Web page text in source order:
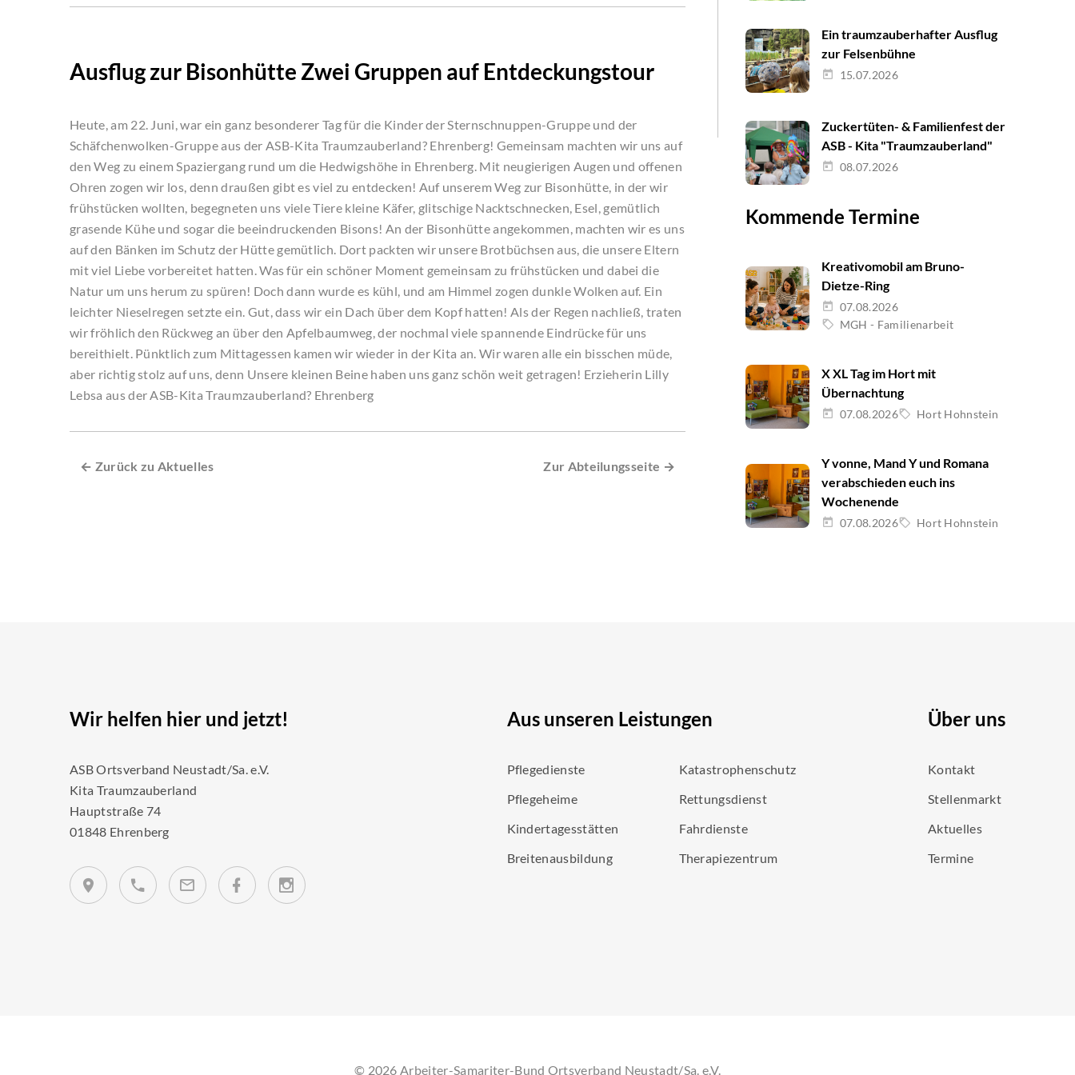
Ein traumzauberhafter Ausflug
zur Felsenbühne
15.07.2026
Zuckertüten- & Familienfest der
ASB - Kita "Traumzauberland"
08.07.2026
Kommende Termine
Kreativomobil am Bruno-
Dietze-Ring
07.08.2026
MGH - Familienarbeit
X XL Tag im Hort mit
Übernachtung
07.08.2026 Hort Hohnstein
Y vonne, Mand Y und Romana
verabschieden euch ins
Wochenende
07.08.2026 Hort Hohnstein
Ausflug zur Bisonhütte Zwei Gruppen auf Entdeckungstour
Heute, am 22. Juni, war ein ganz besonderer Tag für die Kinder der Sternschnuppen-Gruppe und der
Schäfchenwolken-Gruppe aus der ASB-Kita Traumzauberland? Ehrenberg! Gemeinsam machten wir uns auf
den Weg zu einem Spaziergang rund um die Hedwigshöhe in Ehrenberg. Mit neugierigen Augen und offenen
Ohren zogen wir los, denn draußen gibt es viel zu entdecken! Auf unserem Weg zur Bisonhütte, in der wir
frühstücken wollten, begegneten uns viele Tiere kleine Käfer, glitschige Nacktschnecken, Esel, gemütlich
grasende Kühe und sogar die beeindruckenden Bisons! An der Bisonhütte angekommen, machten wir es uns
auf den Bänken im Schutz der Hütte gemütlich. Dort packten wir unsere Brotbüchsen aus, die unsere Eltern
mit viel Liebe vorbereitet hatten. Was für ein schöner Moment gemeinsam zu frühstücken und dabei die
Natur um uns herum zu spüren! Doch dann wurde es kühl, und am Himmel zogen dunkle Wolken auf. Ein
leichter Nieselregen setzte ein. Gut, dass wir ein Dach über dem Kopf hatten! Als der Regen nachließ, traten
wir fröhlich den Rückweg an über den Apfelbaumweg, der nochmal viele spannende Eindrücke für uns
bereithielt. Pünktlich zum Mittagessen kamen wir wieder in der Kita an. Wir waren alle ein bisschen müde,
aber richtig stolz auf uns, denn Unsere kleinen Beine haben uns ganz schön weit getragen! Erzieherin Lilly
Lebsa aus der ASB-Kita Traumzauberland? Ehrenberg
← Zurück zu Aktuelles Zur Abteilungsseite →
Wir helfen hier und jetzt!
ASB Ortsverband Neustadt/Sa. e.V.
Kita Traumzauberland
Hauptstraße 74
01848 Ehrenberg
Aus unseren Leistungen
Pflegedienste
Pflegeheime
Kindertagesstätten
Breitenausbildung
Katastrophenschutz
Rettungsdienst
Fahrdienste
Therapiezentrum
Über uns
Kontakt
Stellenmarkt
Aktuelles
Termine
© 2026 Arbeiter-Samariter-Bund Ortsverband Neustadt/Sa. e.V.